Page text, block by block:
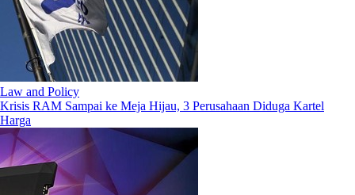
Law and Policy
Krisis RAM Sampai ke Meja Hijau, 3 Perusahaan Diduga Kartel
Harga